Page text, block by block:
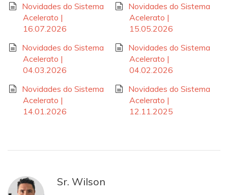
Novidades do Sistema
Acelerato |
16.07.2026
Novidades do Sistema
Acelerato |
15.05.2026
Novidades do Sistema
Acelerato |
04.03.2026
Novidades do Sistema
Acelerato |
04.02.2026
Novidades do Sistema
Acelerato |
14.01.2026
Novidades do Sistema
Acelerato |
12.11.2025
Sr. Wilson